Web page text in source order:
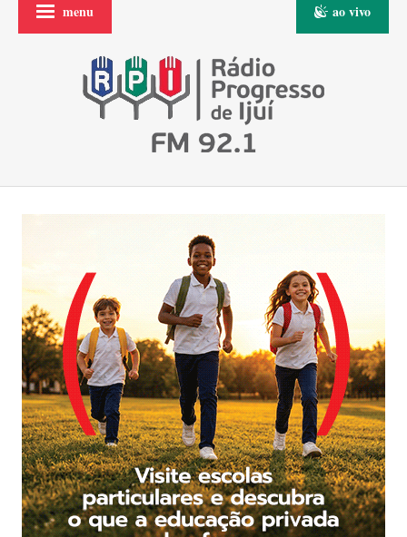
menu ao vivo